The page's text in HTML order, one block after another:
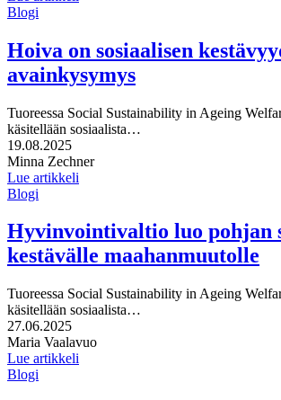
Blogi
Hoiva on sosiaalisen
avainkysymys
Tuoreessa Social Sustainability in Ageing
käsitellään sosiaalista…
Julkaistu:
19.08.2025
Kirjoittajat:
Minna Zechner
Lue artikkeli
Blogi
Hyvinvointivaltio luo pohjan
kestävälle maahanmuutolle
Tuoreessa Social Sustainability in Ageing
käsitellään sosiaalista…
Julkaistu:
27.06.2025
Kirjoittajat:
Maria Vaalavuo
Lue artikkeli
Blogi